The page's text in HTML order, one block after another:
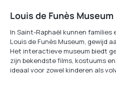
Louis de Funès Museum
In Saint-Raphaël kunnen families
Louis de Funès Museum, gewijd
Het interactieve museum biedt
zijn bekendste films, kostuums
ideaal voor zowel kinderen als